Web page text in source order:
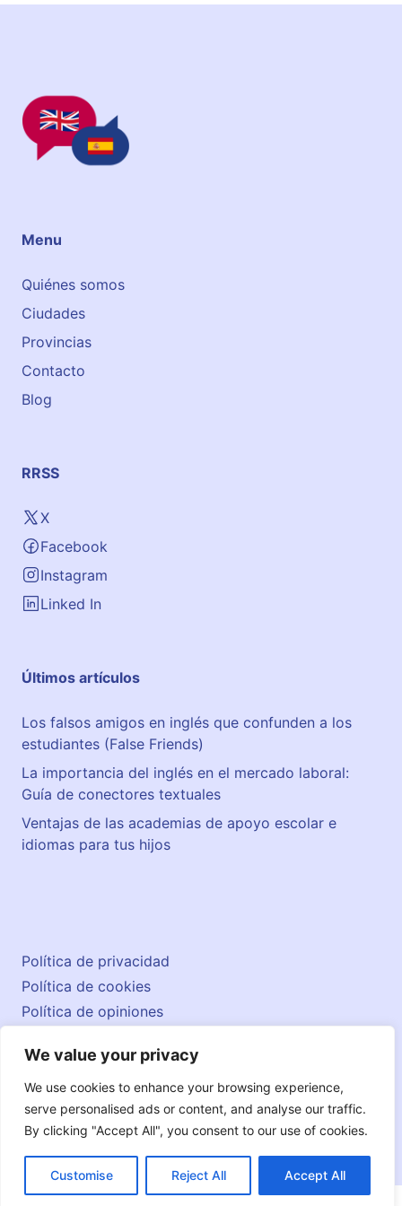
We value your privacy
We use cookies to enhance your browsing experience,
serve personalised ads or content, and analyse our traffic.
By clicking "Accept All", you consent to our use of cookies.
Customise Reject All Accept All
Menu
Quiénes somos
Ciudades
Provincias
Contacto
Blog
RRSS
X
Facebook
Instagram
Linked In
Últimos artículos
Los falsos amigos en inglés que confunden a los
estudiantes (False Friends)
La importancia del inglés en el mercado laboral:
Guía de conectores textuales
Ventajas de las academias de apoyo escolar e
idiomas para tus hijos
© 2026 englishatlas.es
Política de privacidad
Política de cookies
Política de opiniones
Contacto